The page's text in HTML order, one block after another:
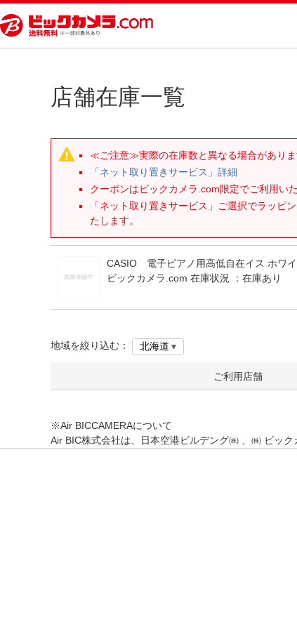
店舗在庫一覧
≪ご注意≫実際の在庫数と異なる場合がありま
「ネット取り置きサービス」詳細
クーポンはビックカメラ.com限定でご利用い
「ネット取り置きサービス」ご選択でラッピ
たします。
CASIO 電子ピアノ用高低自在イス ホワ
ビックカメラ.com 在庫状況 ： 在庫あり
地域を絞り込む：
ご利用店舗
※Air BICCAMERAについて
Air BIC株式会社は、日本空港ビルデング㈱ 、㈱ ビッ